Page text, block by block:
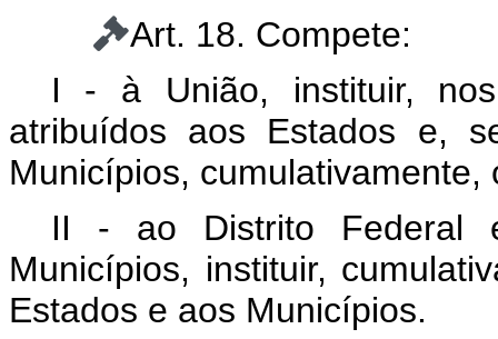
Art. 18. Compete:
I - à União, instituir, nos
atribuídos aos Estados e,
Municípios,
II - ao Distrito Federal
Municípios, instituir,
Estados e aos Municípios.